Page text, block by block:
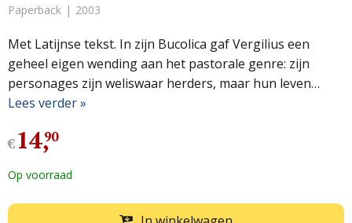
Paperback 2003
Met Latijnse tekst. In zijn Bucolica gaf Vergilius een
geheel eigen wending aan het pastorale genre: zijn
personages zijn weliswaar herders, maar hun leven…
Lees verder »
€14,90
Op voorraad